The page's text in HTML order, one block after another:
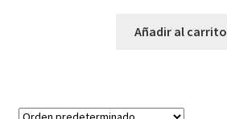
Añadir al carrito